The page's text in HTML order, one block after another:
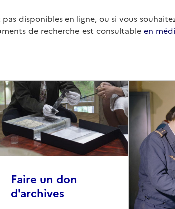
disponibles en ligne, ou si vous
de recherche est consultable en
Faire un don
d'archives